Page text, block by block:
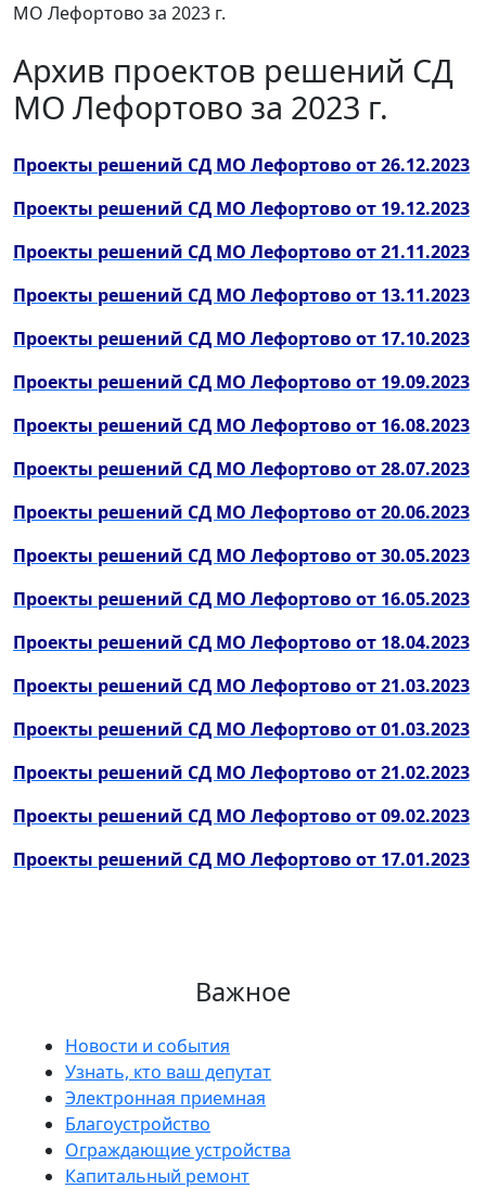
МО Лефортово за 2023 г.
Архив проектов решений СД
МО Лефортово за 2023 г.
Проекты решений СД МО Лефортово от 26.12.2023
Проекты решений СД МО Лефортово от 19.12.2023
Проекты решений СД МО Лефортово от 21.11.2023
Проекты решений СД МО Лефортово от 13.11.2023
Проекты решений СД МО Лефортово от 17.10.2023
Проекты решений СД МО Лефортово от 19.09.2023
Проекты решений СД МО Лефортово от 16.08.2023
Проекты решений СД МО Лефортово от 28.07.2023
Проекты решений СД МО Лефортово от 20.06.2023
Проекты решений СД МО Лефортово от 30.05.2023
Проекты решений СД МО Лефортово от 16.05.2023
Проекты решений СД МО Лефортово от 18.04.2023
Проекты решений СД МО Лефортово от 21.03.2023
Проекты решений СД МО Лефортово от 01.03.2023
Проекты решений СД МО Лефортово от 21.02.2023
Проекты решений СД МО Лефортово от 09.02.2023
Проекты решений СД МО Лефортово от 17.01.2023
Важное
Новости и события
Узнать, кто ваш депутат
Электронная приемная
Благоустройство
Ограждающие устройства
Капитальный ремонт